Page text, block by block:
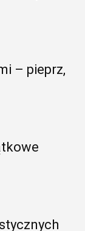
– pieprz,